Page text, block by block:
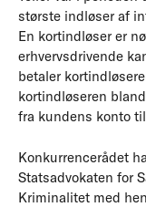
største indløser af
En kortindløser er
erhvervsdrivende
betaler
kortindløseren
fra kundens konto
Konkurrencerådet
Statsadvokaten for
Kriminalitet med